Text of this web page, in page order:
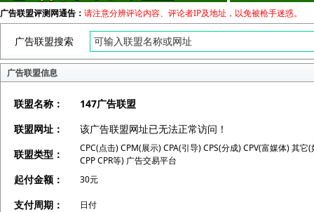
广告联盟评测网通告： 请注意分辨评论内容、评论者IP及地址，以免被枪手迷惑。
广告联盟搜索
广告联盟信息
联盟名称：
147广告联盟
联盟网址：
该广告联盟网址已无法正常访问！
联盟类型：
CPC(点击) CPM(展示) CPA(引导) CPS(分成) CPV(富媒体) 其它(
CPP CPR等) 广告交易平台
起付金额： 30元
支付周期： 日付